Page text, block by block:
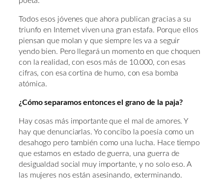
Todos esos jóvenes que ahora publican gracias a su
triunfo en Internet viven una gran estafa. Porque ellos
piensan que molan y que siempre les va a seguir
yendo bien. Pero llegará un momento en que choquen
con la realidad, con esos más de 10.000, con esas
cifras, con esa cortina de humo, con esa bomba
atómica.
¿Cómo separamos entonces el grano de la paja?
Hay cosas más importante que el mal de amores. Y
hay que denunciarlas. Yo concibo la poesía como un
desahogo pero también como una lucha. Hace tiempo
que estamos en estado de guerra, una guerra de
desigualdad social muy importante, y no solo eso. A
las mujeres nos están asesinando, exterminando.